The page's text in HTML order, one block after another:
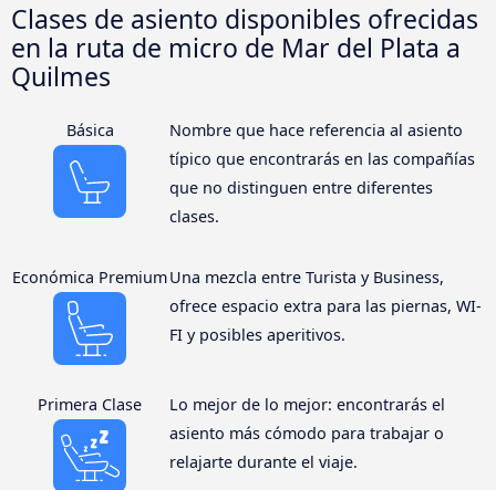
Clases de asiento disponibles ofrecidas
en la ruta de micro de Mar del Plata a
Quilmes
Básica
Nombre que hace referencia al asiento
típico que encontrarás en las compañías
que no distinguen entre diferentes
clases.
Económica PremiumUna mezcla entre Turista y Business,
ofrece espacio extra para las piernas, WI-
FI y posibles aperitivos.
Primera Clase
Lo mejor de lo mejor: encontrarás el
asiento más cómodo para trabajar o
relajarte durante el viaje.